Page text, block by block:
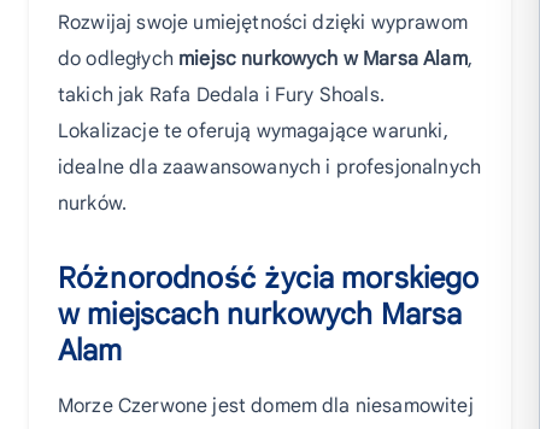
Rozwijaj swoje umiejętności dzięki wyprawom
do odległych miejsc nurkowych w Marsa Alam,
takich jak Rafa Dedala i Fury Shoals.
Lokalizacje te oferują wymagające warunki,
idealne dla zaawansowanych i profesjonalnych
nurków.
Różnorodność życia morskiego
w miejscach nurkowych Marsa
Alam
Morze Czerwone jest domem dla niesamowitej